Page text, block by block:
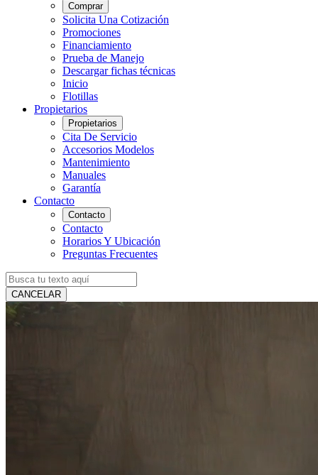
Comprar
Solicita Una Cotización
Promociones
Financiamiento
Prueba de Manejo
Descargar fichas técnicas
Inicio
Flotillas
Propietarios
Propietarios
Cita De Servicio
Accesorios Modelos
Mantenimiento
Manuales
Garantía
Contacto
Contacto
Contacto
Horarios Y Ubicación
Preguntas Frecuentes
CANCELAR